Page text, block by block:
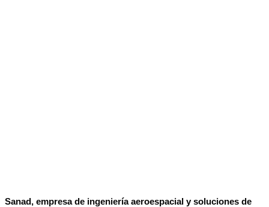
Sanad, empresa de ingeniería aeroespacial y soluciones de